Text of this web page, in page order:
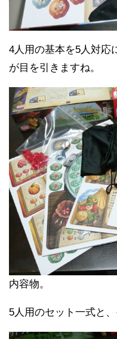
4人用の基本を5人対応
が目を引きますね。
内容物。
5人用のセット一式と、